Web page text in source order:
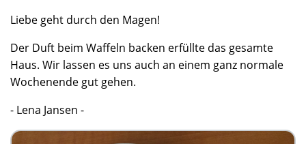
Liebe geht durch den Magen!
Der Duft beim Waffeln backen erfüllte das gesamte
Haus. Wir lassen es uns auch an einem ganz normale
Wochenende gut gehen.
- Lena Jansen -